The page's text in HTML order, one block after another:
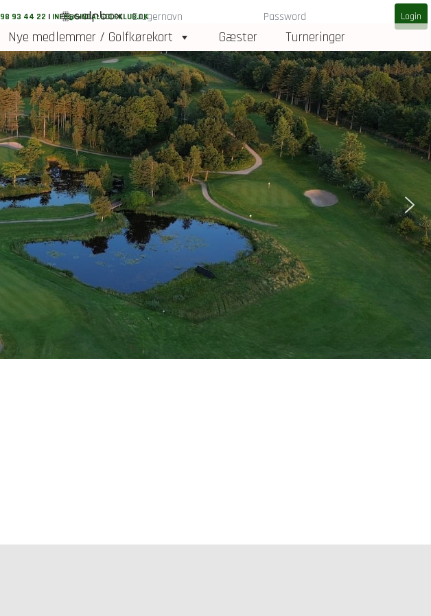
98 93 44 22 | INFO@SINDALGOLFKLUB.DK
Nye medlemmer / Golfkørekort Gæster Turneringer